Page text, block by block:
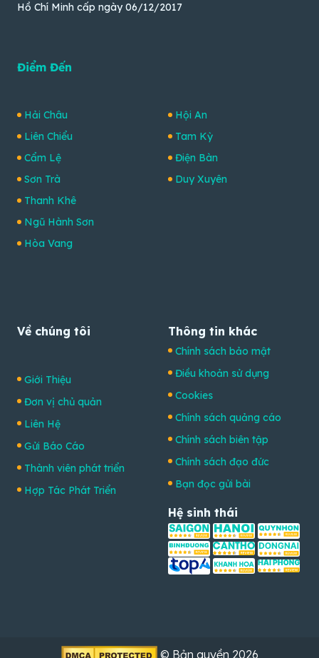
Hồ Chí Minh cấp ngày 06/12/2017
Điểm Đến
Hải Châu
Liên Chiểu
Cẩm Lệ
Sơn Trà
Thanh Khê
Ngũ Hành Sơn
Hòa Vang
Hội An
Tam Kỳ
Điện Bàn
Duy Xuyên
Về chúng tôi
Giới Thiệu
Đơn vị chủ quản
Liên Hệ
Gửi Báo Cáo
Thành viên phát triển
Hợp Tác Phát Triển
Thông tin khác
Chính sách bảo mật
Điều khoản sử dụng
Cookies
Chính sách quảng cáo
Chính sách biên tập
Chính sách đạo đức
Bạn đọc gửi bài
Hệ sinh thái
© Bản quyền 2026